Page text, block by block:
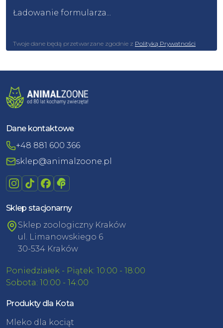
Ładowanie formularza...
Twoje dane będą przetwarzane zgodnie z Polityką Prywatności
Dane kontaktowe
+48 881 600 366
sklep@animalzoone.pl
Sklep stacjonarny
Sklep zoologiczny Kraków
ul. Limanowskiego 6
30-534 Kraków
Poniedziałek - Piątek: 10:00 - 18:00
Sobota: 10:00 - 14:00
Produkty dla Kota
Mleko dla kociąt